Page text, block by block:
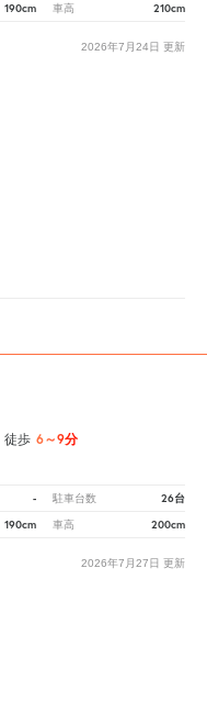
190cm 車高 210cm
2026年7月24日 更新
徒歩 6～9分
- 駐車台数 26台
190cm 車高 200cm
2026年7月27日 更新